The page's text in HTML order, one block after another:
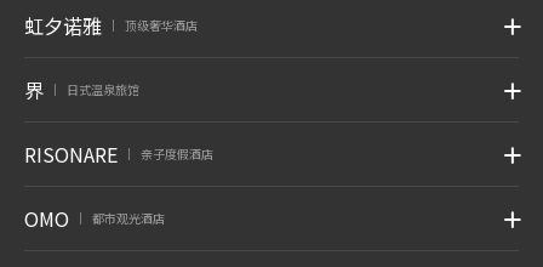
虹夕诺雅 顶级奢华酒店
界 日式温泉旅馆
RISONARE 亲子度假酒店
OMO 都市观光酒店